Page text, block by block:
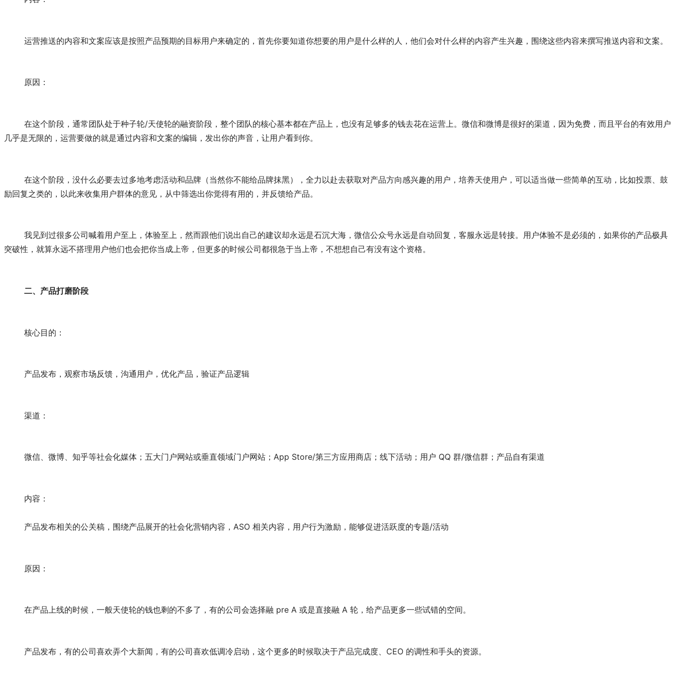
	运营推送的内容和文案应该是按照产品预期的目标用户来确定的，首先你要知道你想要的用户是什么样的人，他们会对什么样的内容产生兴趣，围绕这些内容来撰写推送内容和文案。
	原因：
几乎是无限的，运营要做的就是通过内容和文案的编辑，发出你的声音，让用户看到你。
励回复之类的，以此来收集用户群体的意见，从中筛选出你觉得有用的，并反馈给产品。
突破性，就算永远不搭理用户他们也会把你当成上帝，但更多的时候公司都很急于当上帝，不想想自己有没有这个资格。
二、产品打磨阶段
	核心目的：
	产品发布，观察市场反馈，沟通用户，优化产品，验证产品逻辑
	渠道：
	微信、微博、知乎等社会化媒体；五大门户网站或垂直领域门户网站；App Store/第三方应用商店；线下活动；用户 QQ 群/微信群；产品自有渠道
	内容：
	产品发布相关的公关稿，围绕产品展开的社会化营销内容，ASO 相关内容，用户行为激励，能够促进活跃度的专题/活动
	原因：
	在产品上线的时候，一般天使轮的钱也剩的不多了，有的公司会选择融 pre A 或是直接融 A 轮，给产品更多一些试错的空间。
	产品发布，有的公司喜欢弄个大新闻，有的公司喜欢低调冷启动，这个更多的时候取决于产品完成度、CEO 的调性和手头的资源。